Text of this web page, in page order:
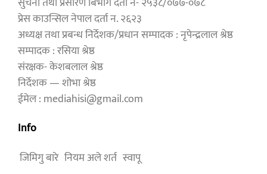
प्रेस काउन्सिल नेपाल दर्ता न. २६२३
अध्यक्ष तथा प्रबन्ध निर्देशक/प्रधान सम्पादक : नृपेन्द्रलाल श्रेष्ठ
सम्पादक : रसिया श्रेष्ठ
संरक्षक- केशबलाल श्रेष्ठ
निर्देशक — शोभा श्रेष्ठ
ईमेल : mediahisi@gmail.com
Info
जिमिगु बारे नियम अले शर्त स्वापू